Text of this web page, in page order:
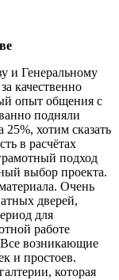
и Генеральному
качественно
опыт общения с
подняли
хотим сказать
в расчётах
подход
выбор проекта.
Очень
дверей,
для
работе
Все возникающие
и простоев.
которая